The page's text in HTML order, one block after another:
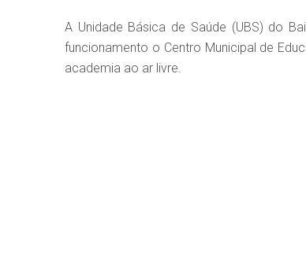
A Unidade Básica de Saúde (UBS) do
funcionamento o Centro Municipal de
academia ao ar livre.